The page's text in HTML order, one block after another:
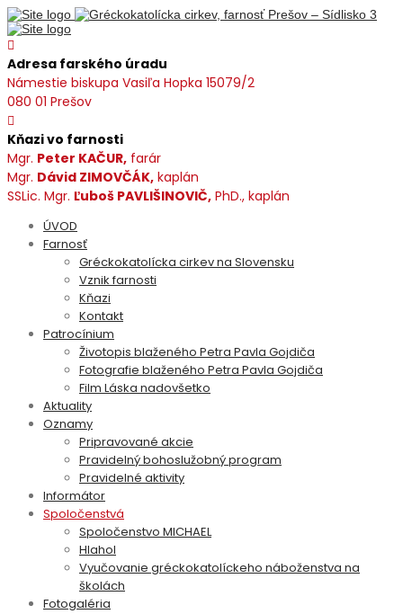
Adresa farského úradu
Námestie biskupa Vasiľa Hopka 15079/2
080 01 Prešov
Kňazi vo farnosti
Mgr. Peter KAČUR, farár
Mgr. Dávid ZIMOVČÁK, kaplán
SSLic. Mgr. Ľuboš PAVLIŠINOVIČ, PhD., kaplán
ÚVOD
Farnosť
Gréckokatolícka cirkev na Slovensku
Vznik farnosti
Kňazi
Kontakt
Patrocínium
Životopis blaženého Petra Pavla Gojdiča
Fotografie blaženého Petra Pavla Gojdiča
Film Láska nadovšetko
Aktuality
Oznamy
Pripravované akcie
Pravidelný bohoslužobný program
Pravidelné aktivity
Informátor
Spoločenstvá
Spoločenstvo MICHAEL
Hlahol
Vyučovanie gréckokatolíckeho náboženstva na
školách
Fotogaléria